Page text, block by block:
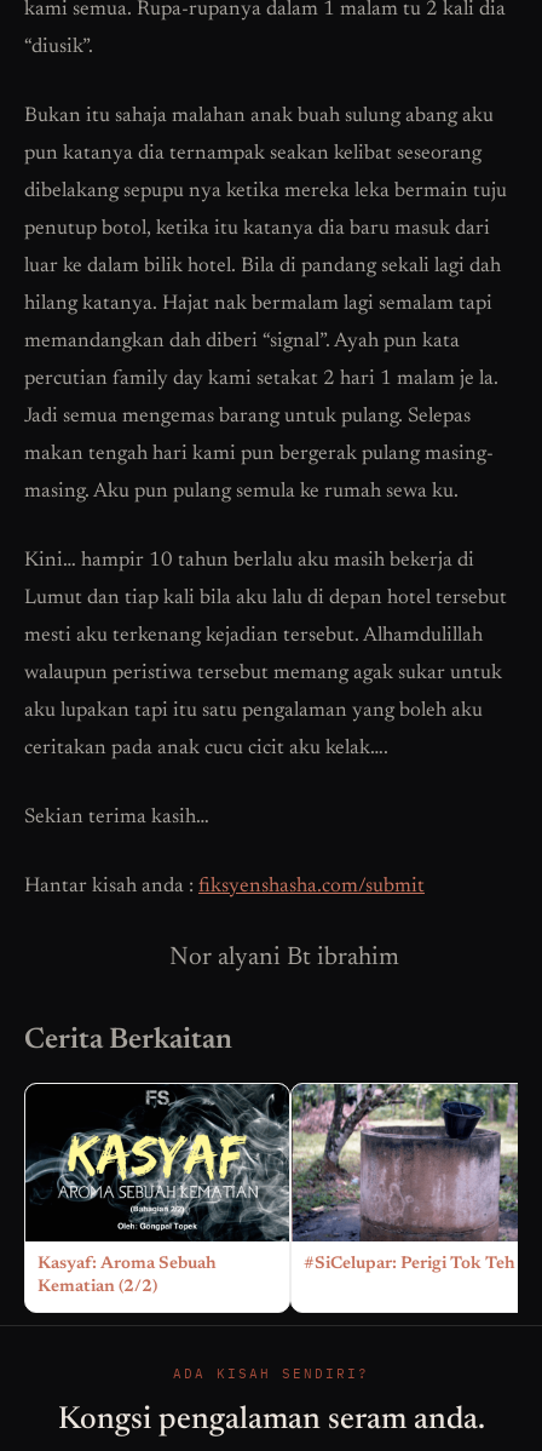
kami semua. Rupa-rupanya dalam 1 malam tu 2 kali dia
“diusik”.
Bukan itu sahaja malahan anak buah sulung abang aku
pun katanya dia ternampak seakan kelibat seseorang
dibelakang sepupu nya ketika mereka leka bermain tuju
penutup botol, ketika itu katanya dia baru masuk dari
luar ke dalam bilik hotel. Bila di pandang sekali lagi dah
hilang katanya. Hajat nak bermalam lagi semalam tapi
memandangkan dah diberi “signal”. Ayah pun kata
percutian family day kami setakat 2 hari 1 malam je la.
Jadi semua mengemas barang untuk pulang. Selepas
makan tengah hari kami pun bergerak pulang masing-
masing. Aku pun pulang semula ke rumah sewa ku.
Kini… hampir 10 tahun berlalu aku masih bekerja di
Lumut dan tiap kali bila aku lalu di depan hotel tersebut
mesti aku terkenang kejadian tersebut. Alhamdulillah
walaupun peristiwa tersebut memang agak sukar untuk
aku lupakan tapi itu satu pengalaman yang boleh aku
ceritakan pada anak cucu cicit aku kelak….
Sekian terima kasih…
Hantar kisah anda : fiksyenshasha.com/submit
Nor alyani Bt ibrahim
Cerita Berkaitan
Kasyaf: Aroma Sebuah
Kematian (2/2)
#SiCelupar: Perigi Tok Teh
ADA KISAH SENDIRI?
Kongsi pengalaman seram anda.